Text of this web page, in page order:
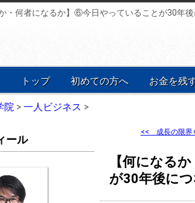
か・何者になるか】⑥今日やっていることが30年
トップ 初めての方へ お金を残
院 > 一人ビジネス >
<< 成長の限界
【何になる
が30年後に
ール